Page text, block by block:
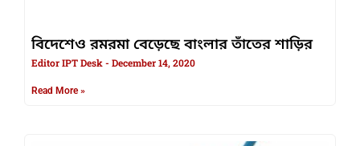
বিদেশেও রমরমা বেড়েছে বাংলার তাঁতের শাড়ির
Editor IPT Desk December 14, 2020
Read More »